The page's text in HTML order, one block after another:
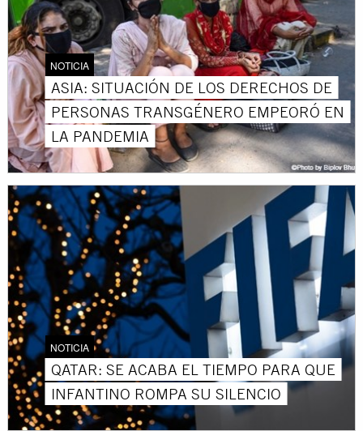
NOTICIA
ASIA: SITUACIÓN DE LOS DERECHOS DE
PERSONAS TRANSGÉNERO EMPEORÓ EN
LA PANDEMIA
NOTICIA
QATAR: SE ACABA EL TIEMPO PARA QUE
INFANTINO ROMPA SU SILENCIO